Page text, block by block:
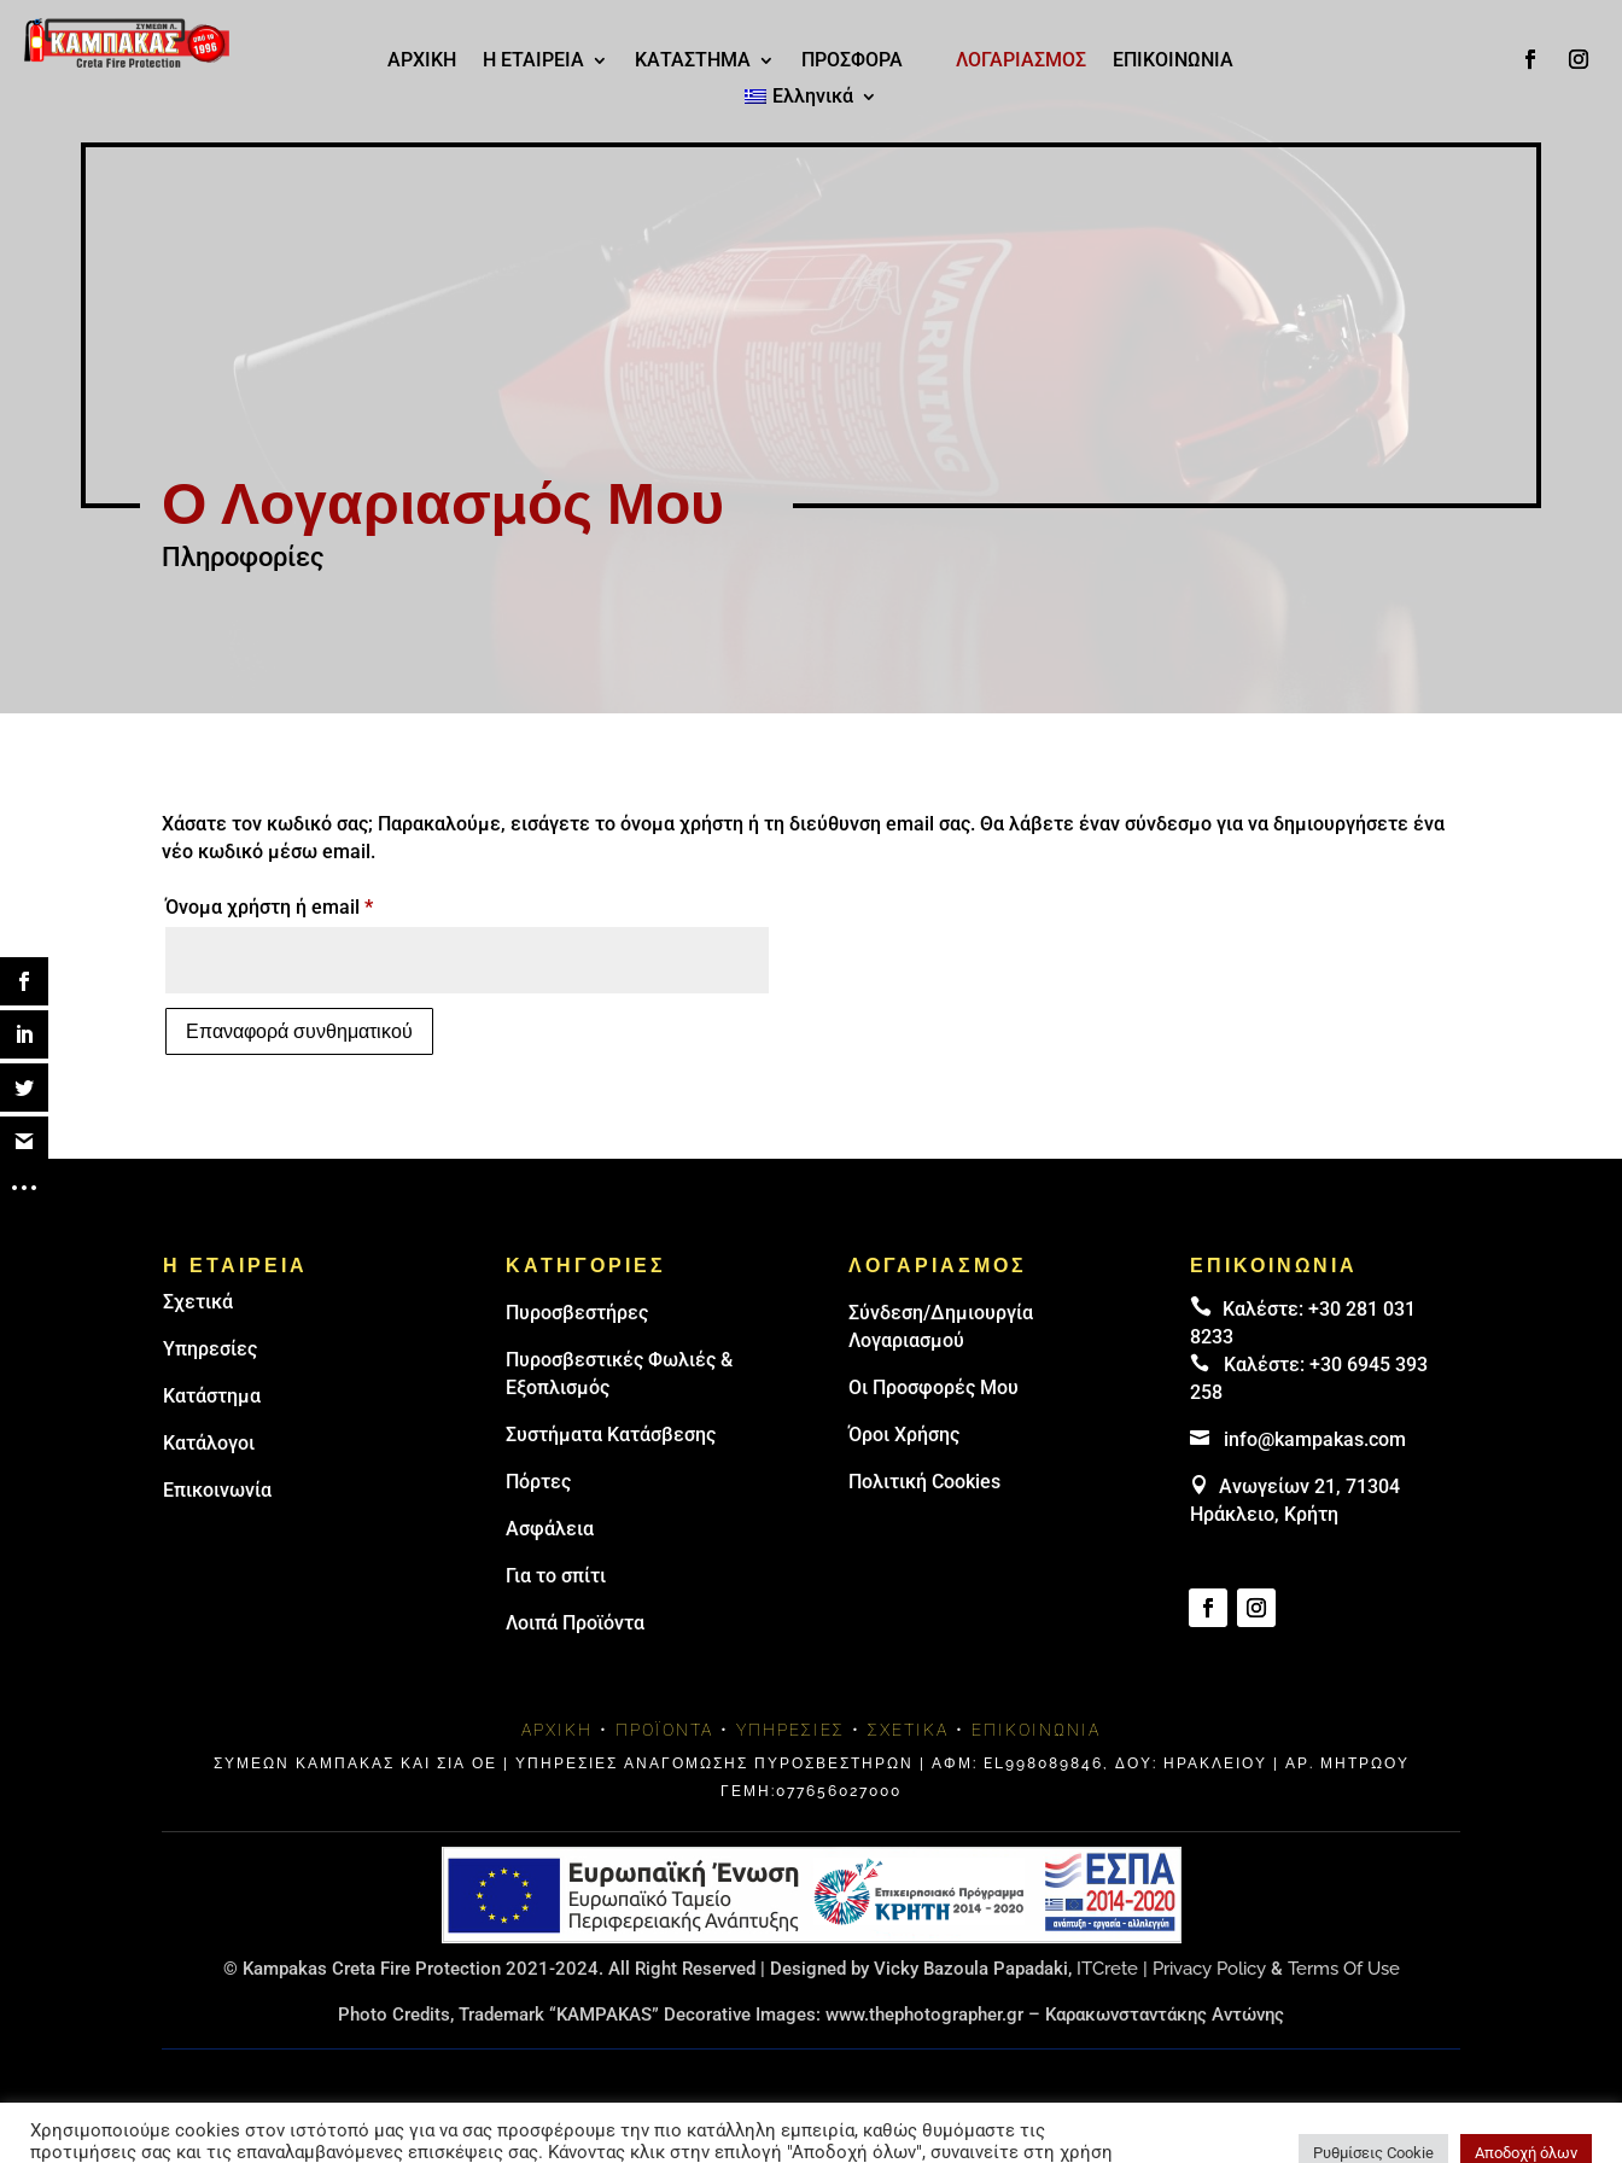
ΑΡΧΙΚΗ Η ΕΤΑΙΡΕΙΑ ΚΑΤΑΣΤΗΜΑ ΠΡΟΣΦΟΡΑ ΛΟΓΑΡΙΑΣΜΟΣ
ΕΠΙΚΟΙΝΩΝΙΑ
Ελληνικά
Ο Λογαριασμός Μου
Πληροφορίες
Χάσατε τον κωδικό σας; Παρακαλούμε, εισάγετε το όνομα χρήστη ή τη διεύθυνση email σας. Θα λάβετε έναν σύνδεσμο για να δημιουργήσετε ένα
νέο κωδικό μέσω email.
Όνομα χρήστη ή email*Απαιτείται
Επαναφορά συνθηματικού
Η ΕΤΑΙΡΕΙΑ
Σχετικά
Υπηρεσίες
Κατάστημα
Κατάλογοι
Επικοινωνία
ΚΑΤΗΓΟΡΙΕΣ
Πυρoσβεστήρες
Πυροσβεστικές Φωλιές &
Εξοπλισμός
Συστήματα Κατάσβεσης
Πόρτες
Ασφάλεια
Για το σπίτι
Λοιπά Προϊόντα
ΛΟΓΑΡΙΑΣΜΟΣ
Σύνδεση/Δημιουργία
Λογαριασμού
Οι Προσφορές Μου
Όροι Χρήσης
Πολιτική Cookies
ΕΠΙΚΟΙΝΩΝΙΑ
 Καλέστε:+30 281 031
8233
 Καλέστε:+30 6945 393
258
 info@kampakas.com
 Ανωγείων 21, 71304
Ηράκλειο, Κρήτη
ΑΡΧΙΚΉ • ΠΡΟΪΌΝΤΑ • ΥΠΗΡΕΣΊΕΣ • ΣΧΕΤΙΚΆ • ΕΠΙΚΟΙΝΩΝΊΑ
ΣΥΜΕΩΝ ΚΑΜΠΑΚΑΣ ΚΑΙ ΣΙΑ ΟΕ | ΥΠΗΡΕΣΙΕΣ ΑΝΑΓΟΜΩΣΗΣ ΠΥΡΟΣΒΕΣΤΗΡΩΝ | ΑΦΜ: EL998089846, ΔΟΥ: ΗΡΑΚΛΕΊΟΥ | ΑΡ. ΜΗΤΡΩΟΥ
ΓΕΜΗ:077656027000
© Kampakas Creta Fire Protection 2021-2024. All Right Reserved | Designed by Vicky Bazoula Papadaki, ITCrete| Privacy Policy& Terms Of Use
Photo Credits, Trademark “KAMPAKAS” Decorative Images: www.thephotographer.gr – Καρακωνσταντάκης Αντώνης
Χρησιμοποιούμε cookies στον ιστότοπό μας για να σας προσφέρουμε την πιο κατάλληλη εμπειρία, καθώς θυμόμαστε τις
προτιμήσεις σας και τις επαναλαμβανόμενες επισκέψεις σας. Κάνοντας κλικ στην επιλογή "Αποδοχή όλων", συναινείτε στη χρήση
Ρυθμίσεις Cookie Αποδοχή όλων
Ελληνικά English Nederlands Italiano